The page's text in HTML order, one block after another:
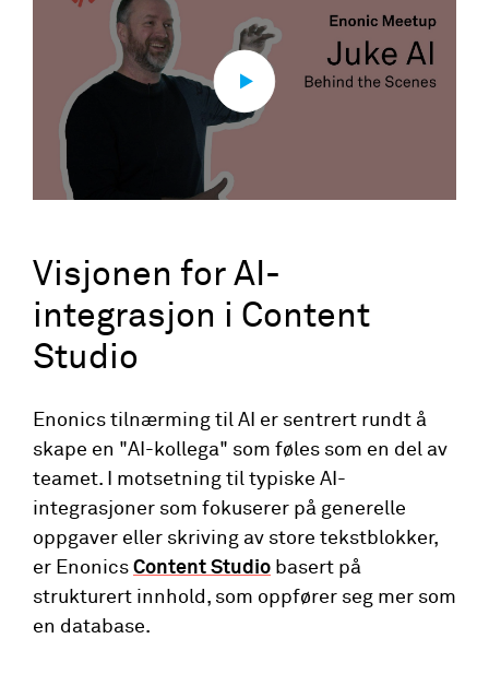
Visjonen for AI-
integrasjon i Content
Studio
Enonics tilnærming til AI er sentrert rundt å
skape en "AI-kollega" som føles som en del av
teamet. I motsetning til typiske AI-
integrasjoner som fokuserer på generelle
oppgaver eller skriving av store tekstblokker,
er Enonics Content Studio basert på
strukturert innhold, som oppfører seg mer som
en database.